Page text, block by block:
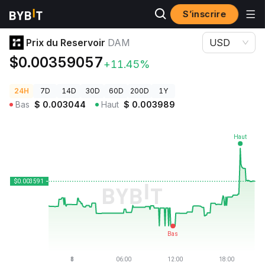
S’inscrire
Prix des cryptos
Prix du Reservoir DAM
$0.00359057+11.45%
USD
24H 7D 14D 30D 60D 200D 1Y
Bas $ 0.003044 Haut $ 0.003989